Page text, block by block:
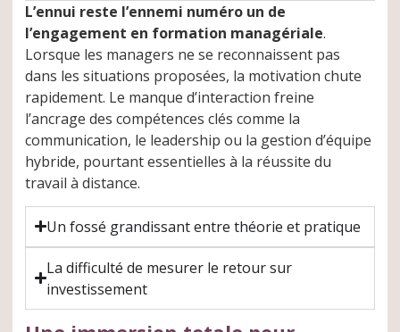
L’ennui reste l’ennemi numéro un de
l’engagement en formation managériale.
Lorsque les managers ne se reconnaissent pas
dans les situations proposées, la motivation chute
rapidement. Le manque d’interaction freine
l’ancrage des compétences clés comme la
communication, le leadership ou la gestion d’équipe
hybride, pourtant essentielles à la réussite du
travail à distance.
Un fossé grandissant entre théorie et pratique
La difficulté de mesurer le retour sur
investissement